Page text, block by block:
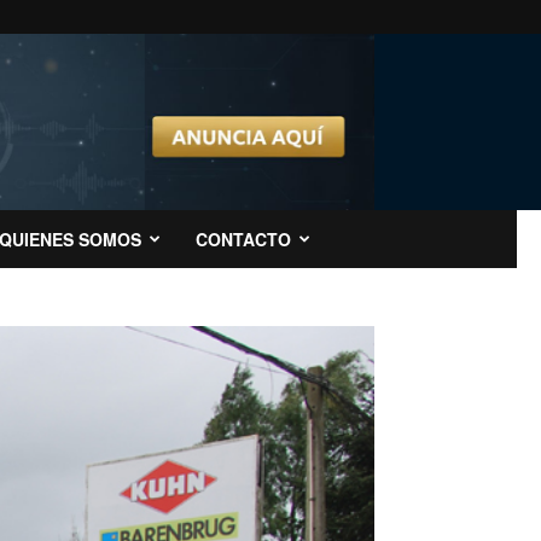
QUIENES SOMOS CONTACTO